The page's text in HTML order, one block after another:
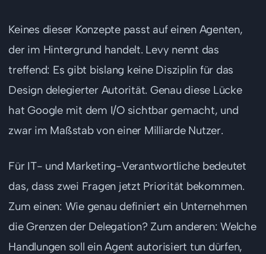
Keines dieser Konzepte passt auf einen Agenten,
der im Hintergrund handelt. Levy nennt das
treffend: Es gibt bislang keine Disziplin für das
Design delegierter Autorität. Genau diese Lücke
hat Google mit dem I/O sichtbar gemacht, und
zwar im Maßstab von einer Milliarde Nutzer.
Für IT- und Marketing-Verantwortliche bedeutet
das, dass zwei Fragen jetzt Priorität bekommen.
Zum einen: Wie genau definiert ein Unternehmen
die Grenzen der Delegation? Zum anderen: Welche
Handlungen soll ein Agent autorisiert tun dürfen,